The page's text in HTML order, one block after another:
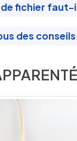
fichier faut-
des